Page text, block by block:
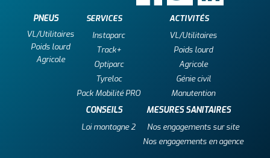
PNEUS
VL/Utilitaires
Poids lourd
Agricole
SERVICES
Instaparc
Track+
Optiparc
Tyreloc
Pack Mobilité PRO
CONSEILS
Loi montagne 2
ACTIVITÉS
VL/Utilitaires
Poids lourd
Agricole
Génie civil
Manutention
MESURES SANITAIRES
Nos engagements sur site
Nos engagements en agence